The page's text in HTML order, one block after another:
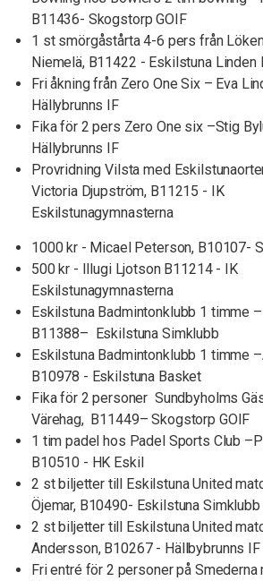
B11436- Skogstorp GOIF
1 st smörgåstårta 4-6 pers från
Niemelä, B11422 - Eskilstuna Linden
Fri åkning från Zero One Six – Eva
Hällybrunns IF
Fika för 2 pers Zero One six –Stig
Hällybrunns IF
Provridning Vilsta med
Victoria Djupström, B11215 - IK
Eskilstunagymnasterna
1000 kr - Micael Peterson, B10107-
500 kr - Illugi Ljotson B11214 - IK
Eskilstunagymnasterna
Eskilstuna Badmintonklubb 1 timme
B11388– Eskilstuna Simklubb
Eskilstuna Badmintonklubb 1 timme
B10978 - Eskilstuna Basket
Fika för 2 personer Sundbyholms
Värehag, B11449– Skogstorp GOIF
1 tim padel hos Padel Sports Club
B10510 - HK Eskil
2 st biljetter till Eskilstuna United
Öjemar, B10490- Eskilstuna Simklubb
2 st biljetter till Eskilstuna United
Andersson, B10267 - Hällbybrunns IF
Fri entré för 2 personer på Smederna